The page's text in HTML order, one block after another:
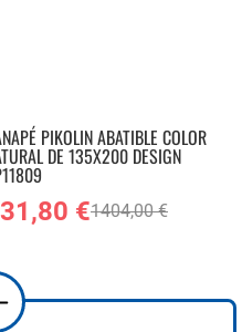
PIKOLIN ABATIBLE COLOR
DE 135X200 DESIGN
€1404,00 €